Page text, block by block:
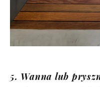
5. Wanna lub